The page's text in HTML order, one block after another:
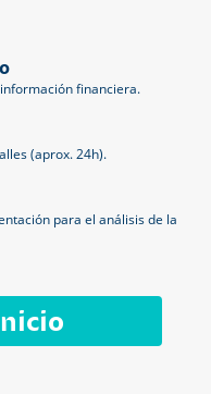
financiera.
(aprox. 24h).
para el análisis de la